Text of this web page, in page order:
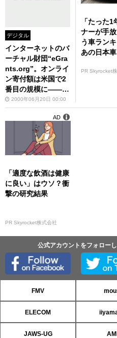
デジタル
インターネットのバ
ーチャル財団“eGra
nts.org”。オンライ
ン寄付額は米国で2
番目の規模に――タ
イズ財団会長・パイ
ク氏来日講演より
2000年06月20日 00:00
「たった
ナーが手
う車ランキ
あの日本
PR Skyrocket
「適度な飲酒は健康
に良い」はウソ？衝
撃の研究結果
PR Skyrocket株式会社
AD
公式アカウントをフォロー
FMV
ELECOM
JAWS-UG